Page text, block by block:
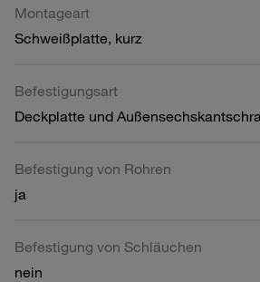
Montageart
Schweißplatte, kurz
Befestigungsart
Deckplatte und
Befestigung von Rohren
ja
Befestigung von Schläuchen
nein